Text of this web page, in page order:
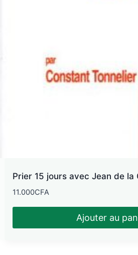
Prier 15 jours avec Jean de la
11.000CFA
Ajouter au